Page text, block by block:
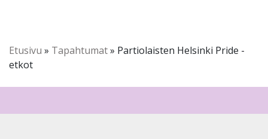
Etusivu » Tapahtumat» Partiolaisten Helsinki Pride -
etkot